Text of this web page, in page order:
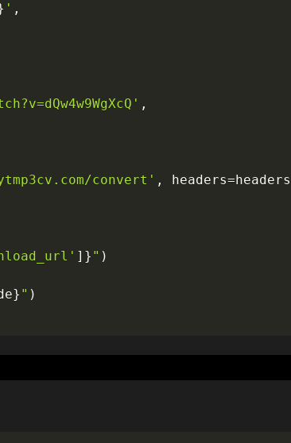
' ,
,
convert' , headers=headers
] } " )
} " )